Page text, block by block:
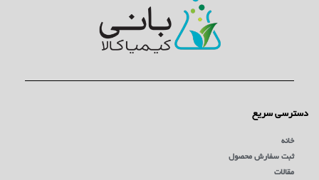
دسترسی سریع
خانه
ثبت سفارش محصول
مقالات